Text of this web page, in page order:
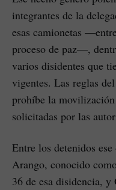
integrantes de la
esas camionetas
proceso de paz—,
varios disidentes que
vigentes. Las reglas
prohíbe la movilización
solicitadas por las
Entre los detenidos
Arango, conocido
36 de esa disidencia,